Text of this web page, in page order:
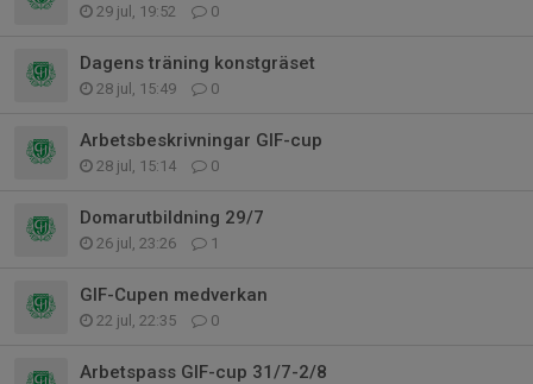
29 jul, 19:52 0
Dagens träning konstgräset
28 jul, 15:49 0
Arbetsbeskrivningar GIF-cup
28 jul, 15:14 0
Domarutbildning 29/7
26 jul, 23:26 1
GIF-Cupen medverkan
22 jul, 22:35 0
Arbetspass GIF-cup 31/7-2/8